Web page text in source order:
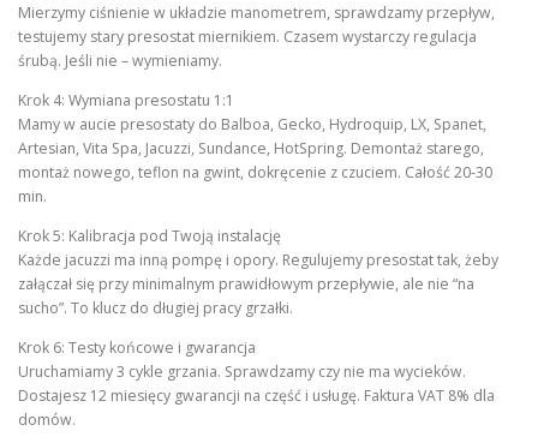
Mierzymy ciśnienie w układzie manometrem, sprawdzamy przepływ,
testujemy stary presostat miernikiem. Czasem wystarczy regulacja
śrubą. Jeśli nie – wymieniamy.
Krok 4: Wymiana presostatu 1:1
Mamy w aucie presostaty do Balboa, Gecko, Hydroquip, LX, Spanet,
Artesian, Vita Spa, Jacuzzi, Sundance, HotSpring. Demontaż starego,
montaż nowego, teflon na gwint, dokręcenie z czuciem. Całość 20-30
min.
Krok 5: Kalibracja pod Twoją instalację
Każde jacuzzi ma inną pompę i opory. Regulujemy presostat tak, żeby
załączał się przy minimalnym prawidłowym przepływie, ale nie “na
sucho”. To klucz do długiej pracy grzałki.
Krok 6: Testy końcowe i gwarancja
Uruchamiamy 3 cykle grzania. Sprawdzamy czy nie ma wycieków.
Dostajesz 12 miesięcy gwarancji na część i usługę. Faktura VAT 8% dla
domów.